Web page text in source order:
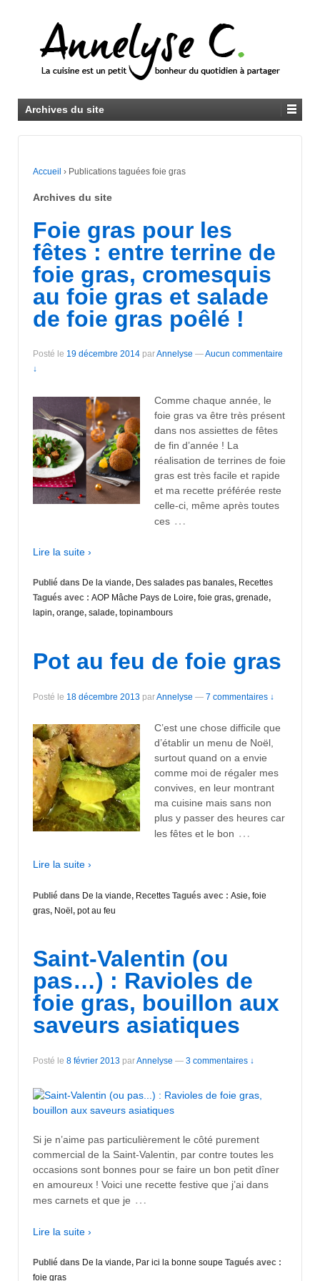
Archives du site
Accueil › Publications taguées foie gras
Archives du site
Foie gras pour les
fêtes : entre terrine de
foie gras, cromesquis
au foie gras et salade
de foie gras poêlé !
Posté le 19 décembre 2014 parAnnelyse —Aucun commentaire
↓
Comme chaque année, le
foie gras va être très présent
dans nos assiettes de fêtes
de fin d’année ! La
réalisation de terrines de foie
gras est très facile et rapide
et ma recette préférée reste
celle-ci, même après toutes
ces …
Lire la suite ›
Publié dans De la viande, Des salades pas banales, Recettes
Tagués avec : AOP Mâche Pays de Loire, foie gras, grenade,
lapin, orange, salade, topinambours
Pot au feu de foie gras
Posté le 18 décembre 2013 parAnnelyse — 7 commentaires ↓
C’est une chose difficile que
d’établir un menu de Noël,
surtout quand on a envie
comme moi de régaler mes
convives, en leur montrant
ma cuisine mais sans non
plus y passer des heures car
les fêtes et le bon …
Lire la suite ›
Publié dans De la viande, Recettes Tagués avec : Asie, foie
gras, Noël, pot au feu
Saint-Valentin (ou
pas…) : Ravioles de
foie gras, bouillon aux
saveurs asiatiques
Posté le 8 février 2013 parAnnelyse — 3 commentaires ↓
Si je n’aime pas particulièrement le côté purement
commercial de la Saint-Valentin, par contre toutes les
occasions sont bonnes pour se faire un bon petit dîner
en amoureux ! Voici une recette festive que j’ai dans
mes carnets et que je …
Lire la suite ›
Publié dans De la viande, Par ici la bonne soupe Tagués avec :
foie gras